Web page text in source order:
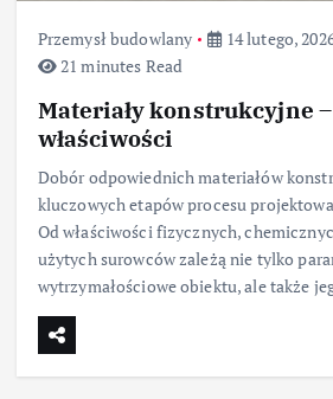
Przemysł budowlany
14 lutego,
21 minutes Read
Materiały konstrukcyjne
właściwości
Dobór odpowiednich materiałów
kluczowych etapów procesu
Od właściwości fizycznych,
użytych surowców zależą nie tylko
wytrzymałościowe obiektu, ale także